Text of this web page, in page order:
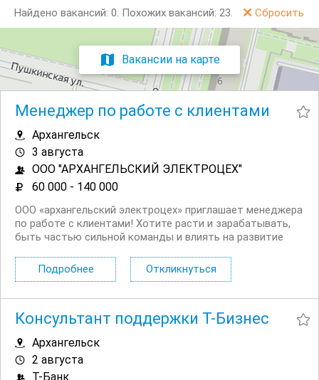
Найдено вакансий: 0. Похожих вакансий: 23. Сбросить
Вакансии на карте
Менеджер по работе с клиентами
Архангельск
3 августа
ООО "АРХАНГЕЛЬСКИЙ ЭЛЕКТРОЦЕХ"
60 000 - 140 000
ООО «архангельский электроцех» приглашает менеджера
по работе с клиентами! Хотите расти и зарабатывать,
быть частью сильной команды и влиять на развитие
нацеленного на результат специалиста, который станет
связующим звеном между нашим...
Подробнее Откликнуться
Консультант поддержки Т-Бизнес
Архангельск
2 августа
Т-Банк